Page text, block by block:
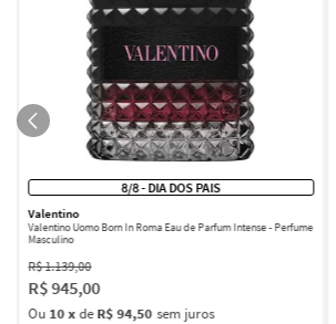
8/8 - DIA DOS PAIS
Valentino
Valentino Uomo Born In Roma Eau de Parfum Intense - Perfume
Masculino
R$1.139,00
R$945,00
Ou 10xdeR$ 94,50 sem juros